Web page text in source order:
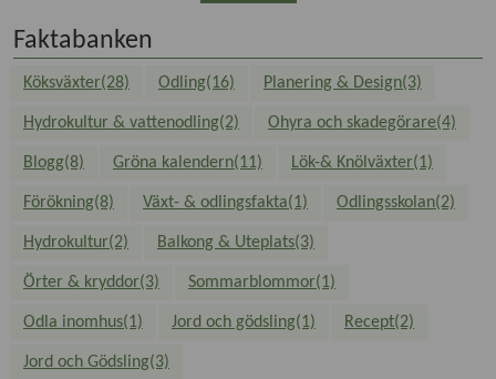
Faktabanken
Köksväxter(28) Odling(16) Planering & Design(3)
Hydrokultur & vattenodling(2) Ohyra och skadegörare(4)
Blogg(8) Gröna kalendern(11) Lök-& Knölväxter(1)
Förökning(8) Växt- & odlingsfakta(1) Odlingsskolan(2)
Hydrokultur(2) Balkong & Uteplats(3)
Örter & kryddor(3) Sommarblommor(1)
Odla inomhus(1) Jord och gödsling(1) Recept(2)
Jord och Gödsling(3)